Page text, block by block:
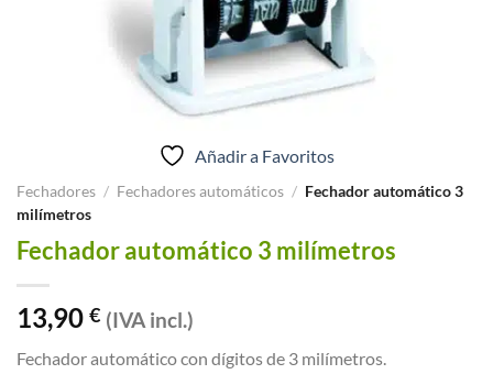
Añadir a Favoritos
Fechadores / Fechadores automáticos / Fechador automático 3
milímetros
Fechador automático 3 milímetros
13,90 € (IVA incl.)
Fechador automático con dígitos de 3 milímetros.